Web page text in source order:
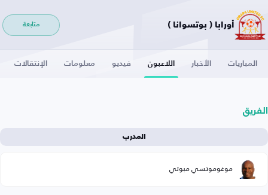
أورابا ( بوتسوانا ) متابعة
المباريات الأخبار اللاعبون فيديو معلومات الإنتقالات
الفريق
المدرب
موغوموتسي مبوتي